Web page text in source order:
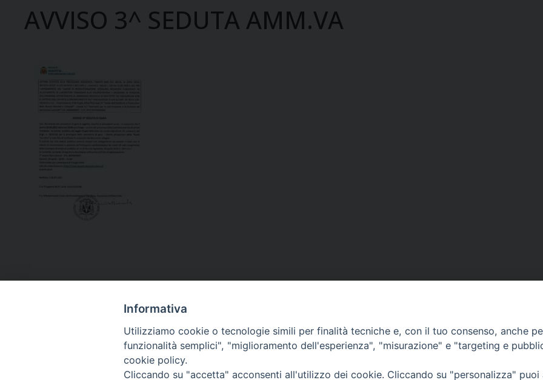
AVVISO 3^ SEDUTA AMM.VA
Ufficio Comunicazioni sociali
Informativa
Utilizziamo cookie o tecnologie simili per finalità tecniche e, con il tuo consenso, anche
funzionalità semplici", "miglioramento dell'esperienza", "misurazione" e "targeting e
cookie policy.
Cliccando su "accetta" acconsenti all'utilizzo dei cookie. Cliccando su "personalizza"